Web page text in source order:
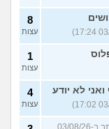
8
עצות
1
עצות
לא יודע
4
עצות
(דן, בן 42, כתב ב-03/08/26